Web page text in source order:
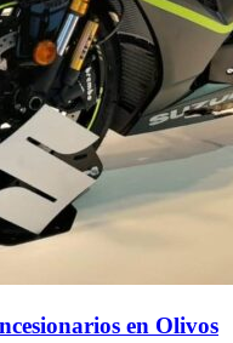
en Olivos